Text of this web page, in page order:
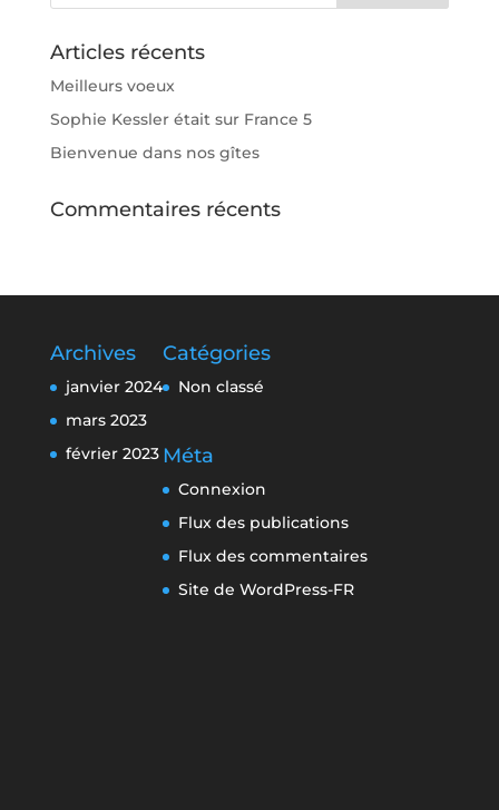
Articles récents
Meilleurs voeux
Sophie Kessler était sur France 5
Bienvenue dans nos gîtes
Commentaires récents
Archives
janvier 2024
mars 2023
février 2023
Catégories
Non classé
Méta
Connexion
Flux des publications
Flux des commentaires
Site de WordPress-FR